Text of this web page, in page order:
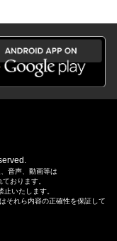
音声、動画等は
おります。
いたします。
それら内容の正確性を保証して